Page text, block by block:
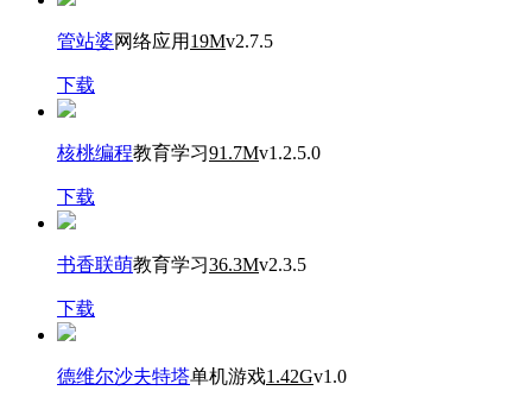
管站婆网络应用 19Mv2.7.5
下载
核桃编程教育学习91.7Mv1.2.5.0
下载
书香联萌教育学习36.3Mv2.3.5
下载
德维尔沙夫特塔单机游戏1.42Gv1.0